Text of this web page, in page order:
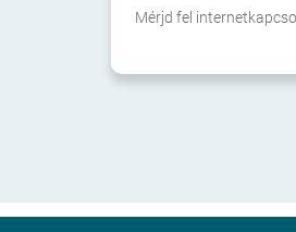
Mérjd fel